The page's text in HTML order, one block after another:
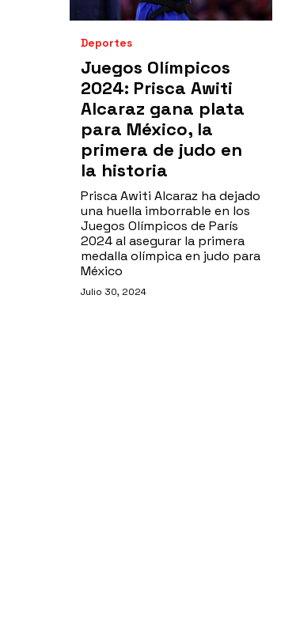
Deportes
Juegos Olímpicos
2024: Prisca Awiti
Alcaraz gana plata
para México, la
primera de judo en
la historia
Prisca Awiti Alcaraz ha dejado
una huella imborrable en los
Juegos Olímpicos de París
2024 al asegurar la primera
medalla olímpica en judo para
México
Julio 30, 2024